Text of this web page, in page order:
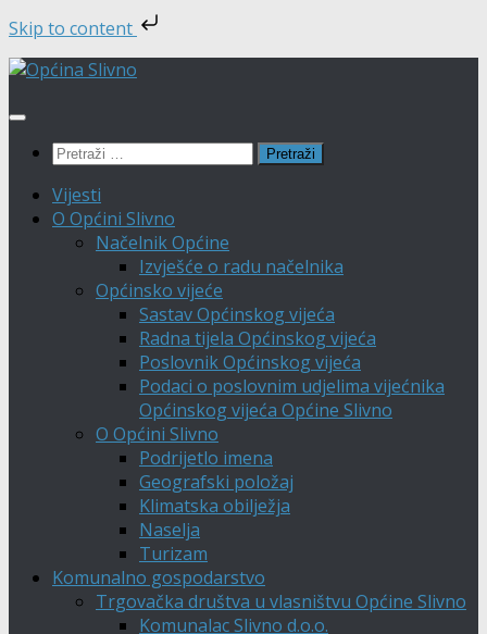
Skip to content
Skip
content
Pretraži:
Vijesti
O Općini Slivno
Načelnik Općine
Izvješće o radu načelnika
Općinsko vijeće
Sastav Općinskog vijeća
Radna tijela Općinskog vijeća
Poslovnik Općinskog vijeća
Podaci o poslovnim udjelima vijećnika
Općinskog vijeća Općine Slivno
O Općini Slivno
Podrijetlo imena
Geografski položaj
Klimatska obilježja
Naselja
Turizam
Komunalno gospodarstvo
Trgovačka društva u vlasništvu Općine Slivno
Komunalac Slivno d.o.o.